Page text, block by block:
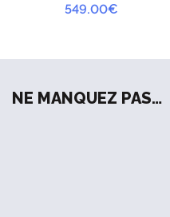
549.00€
NE MANQUEZ PAS…